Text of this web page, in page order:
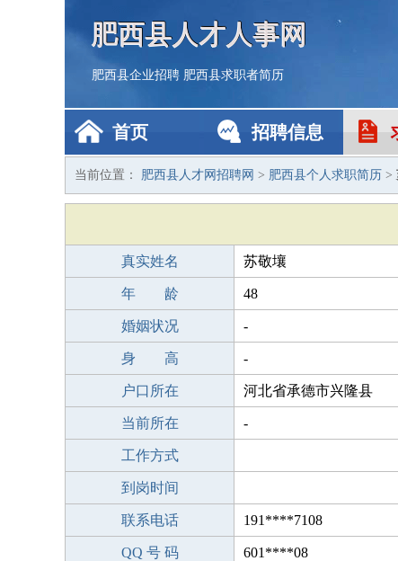
肥西县人才人事网
肥西县企业招聘 肥西县求职者简历
首页 招聘信息
当前位置： 肥西县人才网招聘网 > 肥西县个人求职简历 >
真实姓名 苏敬壤
年 龄 48
婚姻状况 -
身 高 -
户口所在 河北省承德市兴隆县
当前所在 -
工作方式
到岗时间
联系电话 191****7108
QQ 号 码 601****08